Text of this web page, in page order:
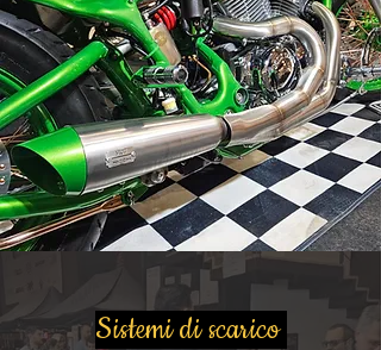
Sistemi di scarico